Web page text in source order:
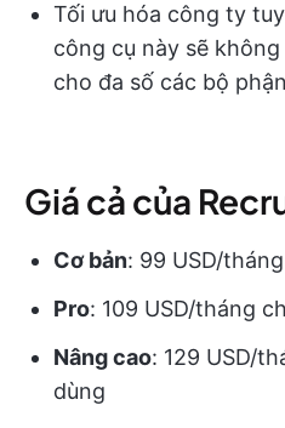
Tối ưu hóa công ty
công cụ này sẽ
cho đa số các bộ
Giá cả của
Cơ bản: 99 USD/
Pro: 109 USD/tháng
Nâng cao: 129 USD/
dùng